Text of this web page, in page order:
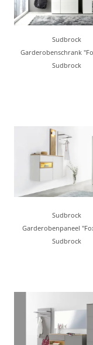
Sudbrock
Garderobenschrank
Sudbrock
Sudbrock
Garderobenpaneel
Sudbrock